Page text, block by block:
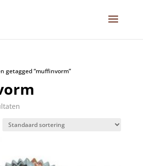
getagged “muffinvorm”